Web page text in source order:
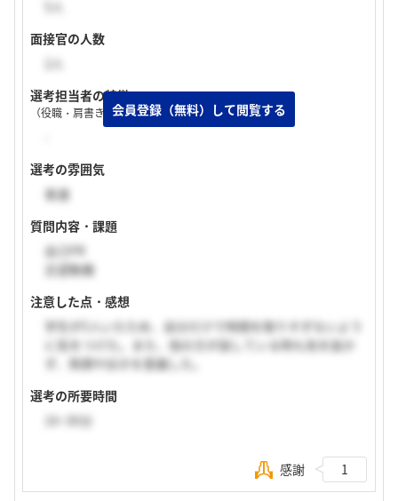
面接官の人数
選考担当者の特徴
（役職・肩書き・入社年次など）
選考の雰囲気
普通
質問内容・課題
自己PR
志望動機
注意した点・感想
学生が5人いたため、自分だけで時間を取りすぎないよう
に気をつけた。また、他の方が話している時も気を抜か
ず、笑顔や頷きを意識した。
選考の所要時間
16~30分
感謝 1